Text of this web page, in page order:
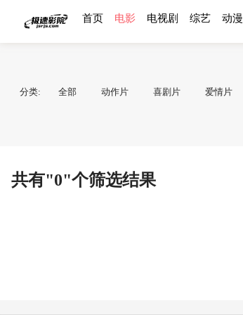
首页 电影 电视剧 综艺 动漫
分类: 全部 动作片 喜剧片 爱情片
共有"0"个筛选结果